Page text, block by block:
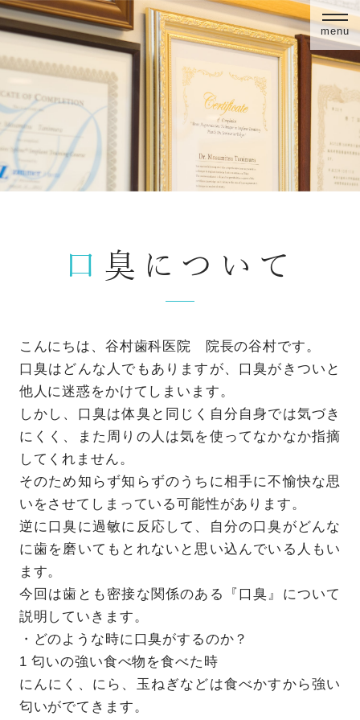
menu
口臭について
こんにちは、谷村歯科医院 院長の谷村です。
口臭はどんな人でもありますが、口臭がきついと
他人に迷惑をかけてしまいます。
しかし、口臭は体臭と同じく自分自身では気づき
にくく、また周りの人は気を使ってなかなか指摘
してくれません。
そのため知らず知らずのうちに相手に不愉快な思
いをさせてしまっている可能性があります。
逆に口臭に過敏に反応して、自分の口臭がどんな
に歯を磨いてもとれないと思い込んでいる人もい
ます。
今回は歯とも密接な関係のある『口臭』について
説明していきます。
・どのような時に口臭がするのか？
1 匂いの強い食べ物を食べた時
にんにく、にら、玉ねぎなどは食べかすから強い
匂いがでてきます。